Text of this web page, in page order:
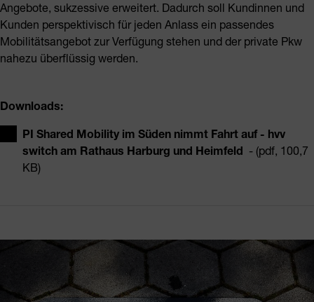
Angebote, sukzessive erweitert. Dadurch soll Kundinnen und
Kunden perspektivisch für jeden Anlass ein passendes
Mobilitätsangebot zur Verfügung stehen und der private Pkw
nahezu überflüssig werden.
Downloads:
PI Shared Mobility im Süden nimmt Fahrt auf - hvv
switch am Rathaus Harburg und Heimfeld - (pdf, 100,7
KB)